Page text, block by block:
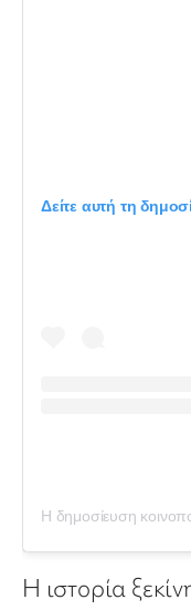
Δείτε αυτή τη
Η ιστορία